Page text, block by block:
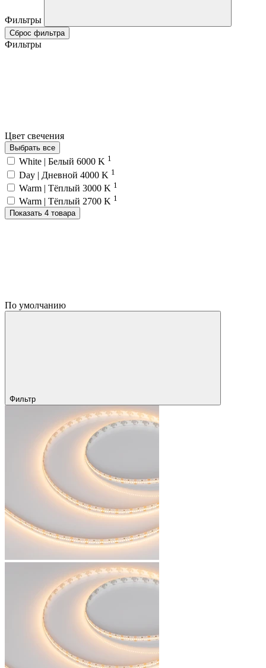
Фильтры
Сброс фильтра
Фильтры
Цвет свечения
Выбрать все
White | Белый 6000 K 1
Day | Дневной 4000 K 1
Warm | Тёплый 3000 K 1
Warm | Тёплый 2700 K 1
Показать 4 товара
По умолчанию
Фильтр